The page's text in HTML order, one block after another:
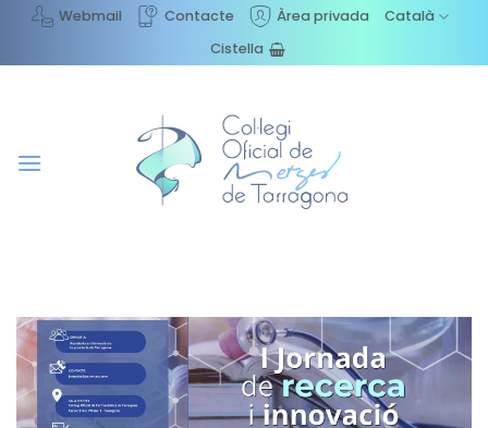
content
Webmail Contacte Àrea privada
Català
Cistella